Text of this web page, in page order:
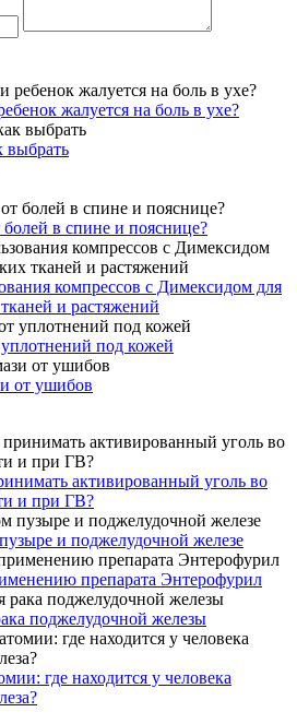
жалуется на боль в ухе?
выбрать
в спине и пояснице?
компрессов с Димексидом для
и растяжений
под кожей
от ушибов
активированный уголь во
и при ГВ?
и поджелудочной железе
препарата Энтерофурил
поджелудочной железы
где находится у человека